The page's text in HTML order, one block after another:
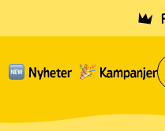
Nyheter Kampanjer